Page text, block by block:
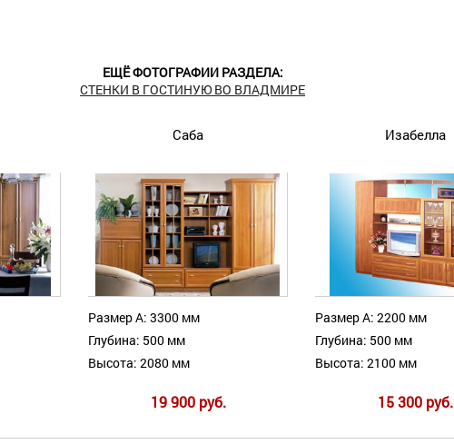
ЕЩЁ ФОТОГРАФИИ РАЗДЕЛА:
СТЕНКИ В ГОСТИНУЮ ВО ВЛАДМИРЕ
Саба
Размер А: 3300 мм
Глубина: 500 мм
Высота: 2080 мм
19 900 руб.
Изабелла
Размер А: 2200 мм
Глубина: 500 мм
Высота: 2100 мм
15 300 руб.